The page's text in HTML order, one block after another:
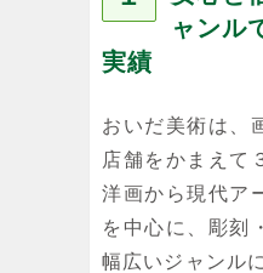
ャンル
実績
おいだ美術は、
店舗をかまえて
洋画から現代ア
を中心に、彫刻
幅広いジャンル